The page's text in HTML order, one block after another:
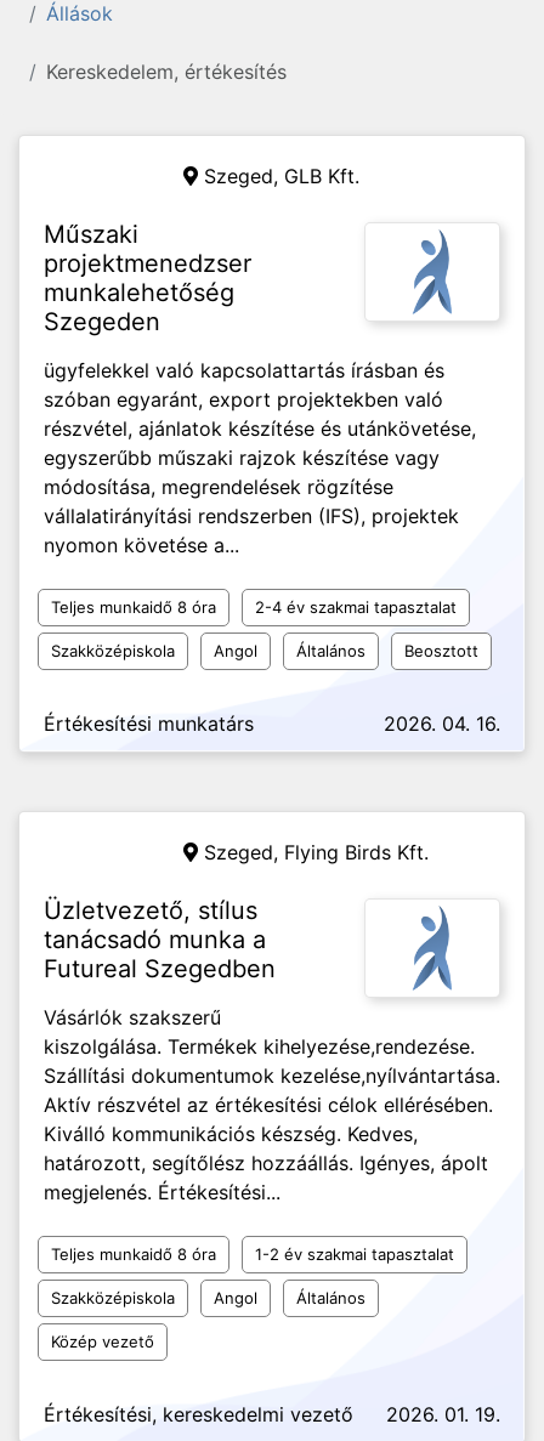
Állások
Kereskedelem, értékesítés
Szeged, GLB Kft.
Műszaki
projektmenedzser
munkalehetőség
Szegeden
ügyfelekkel való kapcsolattartás írásban és
szóban egyaránt, export projektekben való
részvétel, ajánlatok készítése és utánkövetése,
egyszerűbb műszaki rajzok készítése vagy
módosítása, megrendelések rögzítése
vállalatirányítási rendszerben (IFS), projektek
nyomon követése a...
Teljes munkaidő 8 óra 2-4 év szakmai tapasztalat
Szakközépiskola Angol Általános Beosztott
Értékesítési munkatárs 2026. 04. 16.
Szeged, Flying Birds Kft.
Üzletvezető, stílus
tanácsadó munka a
Futureal Szegedben
Vásárlók szakszerű
kiszolgálása. Termékek kihelyezése,rendezése.
Szállítási dokumentumok kezelése,nyílvántartása.
Aktív részvétel az értékesítési célok ellérésében.
Kiválló kommunikációs készség. Kedves,
határozott, segítőlész hozzáállás. Igényes, ápolt
megjelenés. Értékesítési...
Teljes munkaidő 8 óra 1-2 év szakmai tapasztalat
Szakközépiskola Angol Általános
Közép vezető
Értékesítési, kereskedelmi vezető 2026. 01. 19.